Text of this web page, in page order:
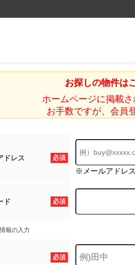
お探しの物件は
ホームページに掲載さ
お手数ですが、会員
必須
ドレス
※メールアドレ
必須
ド
報の入力
必須